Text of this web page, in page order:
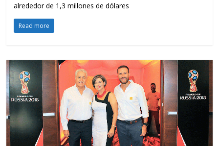
alrededor de 1,3 millones de dólares
Read more